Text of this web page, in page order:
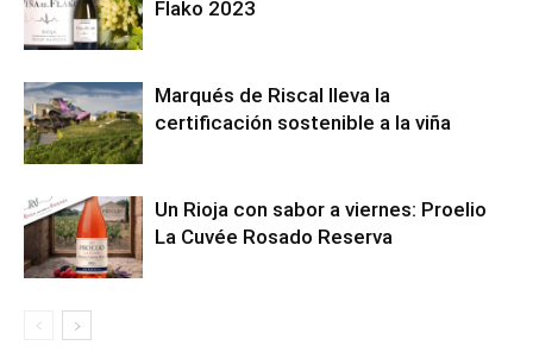
Flako 2023
Marqués de Riscal lleva la
certificación sostenible a la viña
Un Rioja con sabor a viernes: Proelio
La Cuvée Rosado Reserva